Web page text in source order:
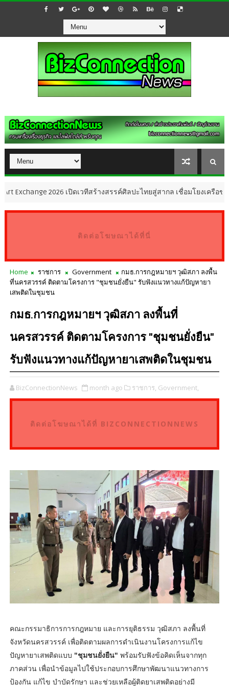
2026 เปิดเวทีสร้างสรรค์ศิลปะไทยสู่สากล เชื่อมโยงเครือข่ายศิลปินไ
ติดต่อโฆษณาได้ที่นี่
Home ราชการ Government
กมธ.การกฎหมายฯ วุฒิสภา ลงพื้น
ที่นครสวรรค์ ติดตามโครงการ "ชุมชนยั่งยืน" รับฟังแนวทางแก้ปัญหายา
เสพติดในชุมชน
กมธ.การกฎหมายฯ วุฒิสภา ลงพื้นที่
นครสวรรค์ ติดตามโครงการ "ชุมชนยั่งยืน"
รับฟังแนวทางแก้ปัญหายาเสพติดในชุมชน
BizConnectionNews month ago ราชการ, Government,
ติดต่อโฆษณาได้ที่ BIZCONNECTIONNEWS
คณะกรรมาธิการการกฎหมาย และการยุติธรรม วุฒิสภา ลงพื้นที่
จังหวัดนครสวรรค์ เพื่อติดตามผลการดำเนินงานโครงการแก้ไข
ปัญหายาเสพติดแบบ "ชุมชนยั่งยืน" พร้อมรับฟังข้อคิดเห็นจากทุก
ภาคส่วน เพื่อนำข้อมูลไปใช้ประกอบการศึกษาพัฒนาแนวทางการ
ป้องกัน แก้ไข บำบัดรักษา และช่วยเหลือผู้ติดยาเสพติดอย่างมี